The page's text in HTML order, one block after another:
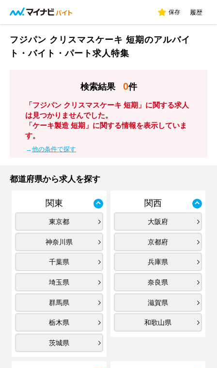
保存 履歴
フジパン クリスマスケーキ 短期のアルバイ
ト・バイト・パート求人特集
検索結果 0件
「フジパン クリスマスケーキ 短期」に関する求人
は見つかりませんでした。
「ケーキ製造 短期」に関する情報を表示していま
す。
→他の条件で探す
都道府県から求人を探す
関東
東京都
神奈川県
千葉県
埼玉県
群馬県
栃木県
茨城県
関西
大阪府
京都府
兵庫県
奈良県
滋賀県
和歌山県